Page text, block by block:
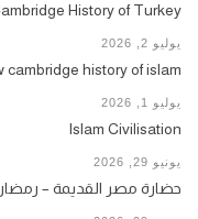
History of Turkey
يوليو 2, 2026
cambridge history of islam
يوليو 1, 2026
Islam Civilisation
يونيو 29, 2026
حضارة مصر القديمة –